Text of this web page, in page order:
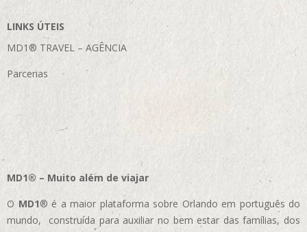
LINKS ÚTEIS
MD1® TRAVEL – AGÊNCIA
Parcerias
MD1® – Muito além de viajar
O MD1® é a maior plataforma sobre Orlando em português do
mundo, construída para auxiliar no bem estar das famílias, dos